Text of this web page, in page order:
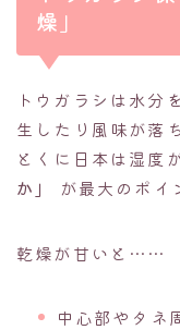
燥」
トウガラシは水分
生したり風味が落
とくに日本は湿度
か」
が最大のポイ
乾燥が甘いと……
中心部やタネ